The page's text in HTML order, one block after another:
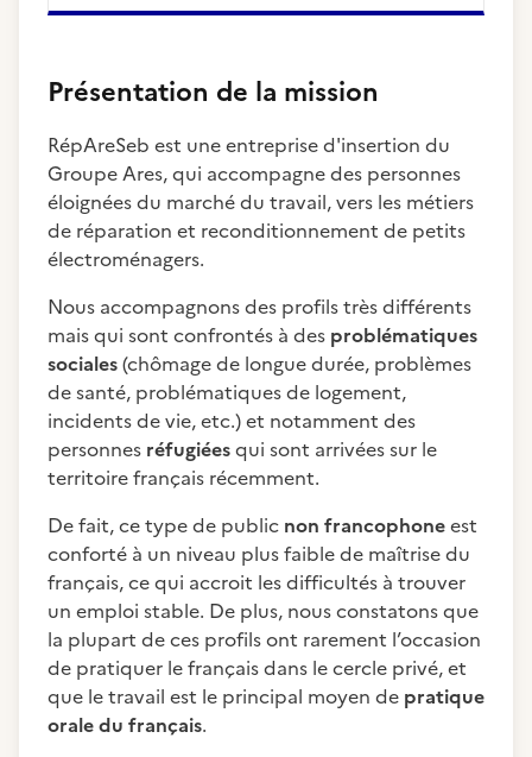
Présentation de la mission
RépAreSeb est une entreprise d'insertion du
Groupe Ares, qui accompagne des personnes
éloignées du marché du travail, vers les métiers
de réparation et reconditionnement de petits
électroménagers.
Nous accompagnons des profils très différents
mais qui sont confrontés à des problématiques
sociales(chômage de longue durée, problèmes
de santé, problématiques de logement,
incidents de vie, etc.) et notamment des
personnes réfugiéesqui sont arrivées sur le
territoire français récemment.
De fait, ce type de public non francophoneest
conforté à un niveau plus faible de maîtrise du
français, ce qui accroit les difficultés à trouver
un emploi stable. De plus, nous constatons que
la plupart de ces profils ont rarement l’occasion
de pratiquer le français dans le cercle privé, et
que le travail est le principal moyen de pratique
orale du français.